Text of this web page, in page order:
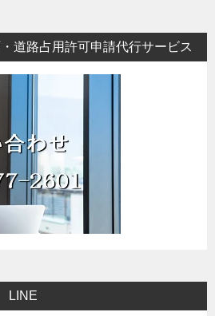
道路占用許可申請代行サービス
LINE